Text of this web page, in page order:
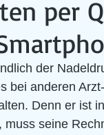
per
der
bei anderen
Denn er ist
seine